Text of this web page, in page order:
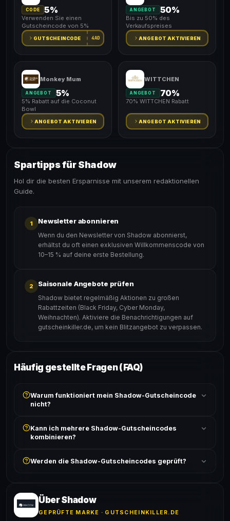
CODE 5%
Verwenden Sie einen
Gutscheincode von 5%
GUTSCHEINCODE 4AD
ANGEBOT 50%
Bis zu 50% des
Verkaufspreises
ANGEBOT AKTIVIEREN
Monkey Mum
ANGEBOT 5%
5% Rabatt auf die Coconut
Bowl
ANGEBOT AKTIVIEREN
WITTCHEN
ANGEBOT 70%
70% WITTCHEN Rabatt
ANGEBOT AKTIVIEREN
Spartipps für Shadow
Hol dir die besten Ersparnisse mit unserem redaktionellen
Guide.
1 Newsletter abonnieren
Wenn du den Newsletter von Shadow abonnierst,
erhältst du oft einen exklusiven Willkommenscode von
10–15 % auf deine erste Bestellung.
2 Saisonale Angebote prüfen
Shadow bietet regelmäßig Aktionen zu großen
Rabattzeiten (Black Friday, Cyber Monday,
Weihnachten). Aktiviere die Benachrichtigungen auf
gutscheinkiller.de, um kein Blitzangebot zu verpassen.
Häufig gestellte Fragen (FAQ)
Warum funktioniert mein Shadow-Gutscheincode
nicht?
ist und ob der Code nicht für bereits reduzierte Artikel
gilt. Alle Bedingungen findest du unter „Details".
Kann ich mehrere Shadow-Gutscheincodes
kombinieren?
akzeptiert. Die Kombination mehrerer Codes ist meist
Werden die Shadow-Gutscheincodes geprüft?
Erfolgsquote wird bei jedem Angebot angezeigt.
Über Shadow
GEPRÜFTE MARKE · GUTSCHEINKILLER.DE